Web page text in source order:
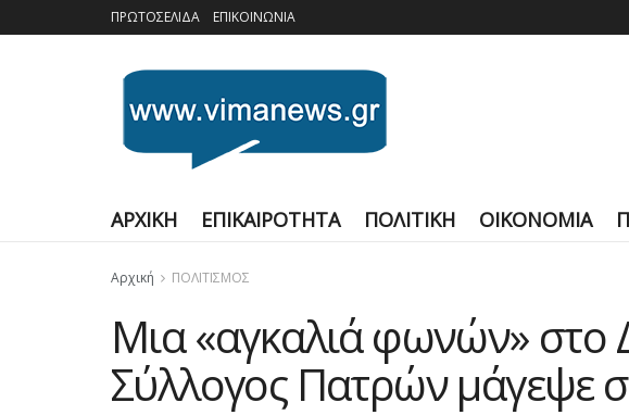
ΠΡΩΤΟΣΕΛΙΔΑ ΕΠΙΚΟΙΝΩΝΙΑ
ΑΡΧΙΚΗ ΕΠΙΚΑΙΡΟΤΗΤΑ ΠΟΛΙΤΙΚΗ ΟΙΚΟΝΟΜΙΑ
Αρχική ΠΟΛΙΤΙΣΜΟΣ
Μια «αγκαλιά φωνών» στο
Σύλλογος Πατρών μάγεψε